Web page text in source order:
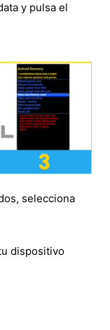
y pulsa el
selecciona
dispositivo